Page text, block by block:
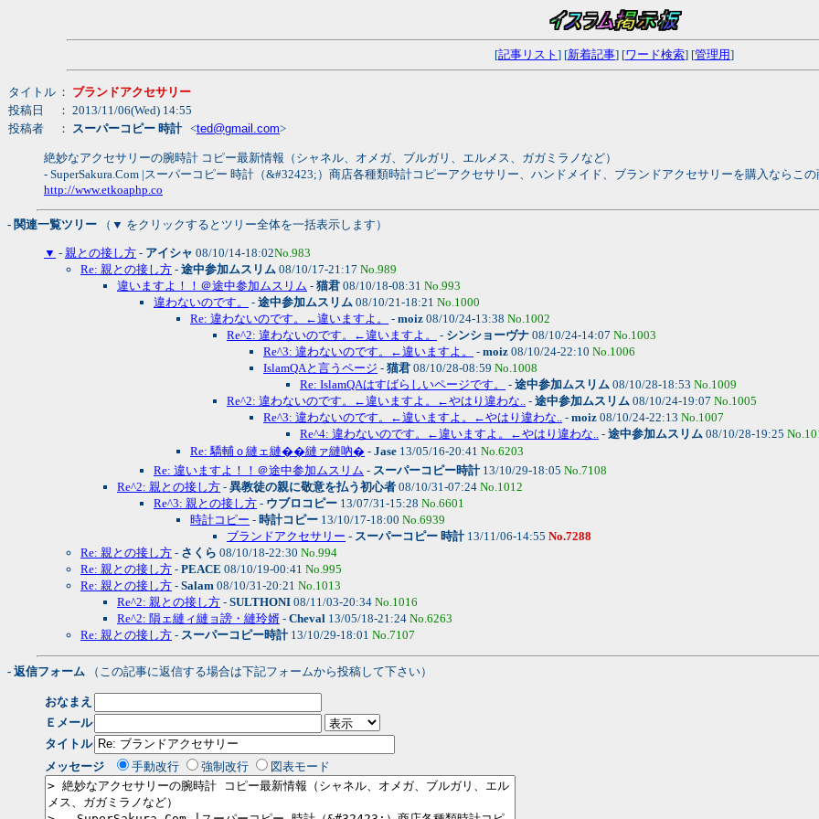
[記事リスト ] [新着記事] [ワード検索] [管理用]
タイトル ： ブランドアクセサリー
投稿日
： 2013/11/06(Wed) 14:55
投稿者
： スーパーコピー 時計<ted@gmail.com>
絶妙なアクセサリーの腕時計 コピー最新情報（シャネル、オメガ、ブルガリ、エルメス、ガガミラノなど）
- SuperSakura.Com |スーパーコピー 時計（&#32423;）商店各種類時計コピーアクセサリー、ハンドメイド、ブランドアクセサリーを購入ならこ
http://www.etkoaphp.co
- 関連一覧ツリー （▼ をクリックするとツリー全体を一括表示します）
▼ - 親との接し方 - アイシャ 08/10/14-18:02No.983
Re: 親との接し方 - 途中参加ムスリム 08/10/17-21:17 No.989
違いますよ！！＠途中参加ムスリム - 猫君 08/10/18-08:31 No.993
違わないのです。
- 途中参加ムスリム 08/10/21-18:21 No.1000
Re: 違わないのです。←違いますよ。
- moiz 08/10/24-13:38 No.1002
Re^2: 違わないのです。←違いますよ。
- シンショーヴナ 08/10/24-14:07 No.1003
Re^3: 違わないのです。←違いますよ。
- moiz 08/10/24-22:10 No.1006
IslamQAと言うページ - 猫君 08/10/28-08:59 No.1008
Re: IslamQAはすばらしいページです。
- 途中参加ムスリム 08/10/28-18:53 No.1009
Re^2: 違わないのです。←違いますよ。←やはり違わな.. - 途中参加ムスリム 08/10/24-19:07 No.1005
Re^3: 違わないのです。←違いますよ。←やはり違わな.. - moiz 08/10/24-22:13 No.1007
Re^4: 違わないのです。←違いますよ。←やはり違わな.. - 途中参加ムスリム 08/10/28-19:25
Re: 驕輔ｏ縺ェ縺��縺ァ縺吶� - Jase 13/05/16-20:41 No.6203
Re: 違いますよ！！＠途中参加ムスリム - スーパーコピー時計13/10/29-18:05 No.7108
Re^2: 親との接し方 - 異教徒の親に敬意を払う初心者 08/10/31-07:24 No.1012
Re^3: 親との接し方 - ウブロコピー 13/07/31-15:28 No.6601
時計コピー - 時計コピー 13/10/17-18:00 No.6939
ブランドアクセサリー - スーパーコピー 時計13/11/06-14:55 No.7288
Re: 親との接し方 - さくら 08/10/18-22:30 No.994
Re: 親との接し方 - PEACE 08/10/19-00:41 No.995
Re: 親との接し方 - Salam 08/10/31-20:21 No.1013
Re^2: 親との接し方 - SULTHONI 08/11/03-20:34 No.1016
Re^2: 隕ェ縺ィ縺ョ謗・縺玲婿 - Cheval 13/05/18-21:24 No.6263
Re: 親との接し方 - スーパーコピー時計13/10/29-18:01 No.7107
- 返信フォーム （この記事に返信する場合は下記フォームから投稿して下さい）
おなまえ
Ｅメール
タイトル
メッセージ
手動改行 強制改行 図表モード